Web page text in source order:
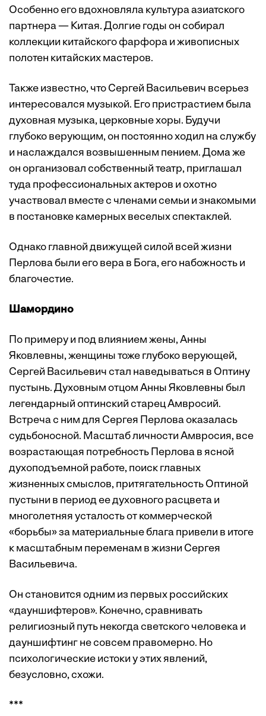
Особенно его вдохновляла культура азиатского
партнера — Китая. Долгие годы он собирал
коллекции китайского фарфора и живописных
полотен китайских мастеров.
Также известно, что Сергей Васильевич всерьез
интересовался музыкой. Его пристрастием была
духовная музыка, церковные хоры. Будучи
глубоко верующим, он постоянно ходил на службу
и наслаждался возвышенным пением. Дома же
он организовал собственный театр, приглашал
туда профессиональных актеров и охотно
участвовал вместе с членами семьи и знакомыми
в постановке камерных веселых спектаклей.
Однако главной движущей силой всей жизни
Перлова были его вера в Бога, его набожность и
благочестие.
Шамордино
По примеру и под влиянием жены, Анны
Яковлевны, женщины тоже глубоко верующей,
Сергей Васильевич стал наведываться в Оптину
пустынь. Духовным отцом Анны Яковлевны был
легендарный оптинский старец Амвросий.
Встреча с ним для Сергея Перлова оказалась
судьбоносной. Масштаб личности Амвросия, все
возрастающая потребность Перлова в ясной
духоподъемной работе, поиск главных
жизненных смыслов, притягательность Оптиной
пустыни в период ее духовного расцвета и
многолетняя усталость от коммерческой
«борьбы» за материальные блага привели в итоге
к масштабным переменам в жизни Сергея
Васильевича.
Он становится одним из первых российских
«дауншифтеров». Конечно, сравнивать
религиозный путь некогда светского человека и
дауншифтинг не совсем правомерно. Но
психологические истоки у этих явлений,
безусловно, схожи.
***